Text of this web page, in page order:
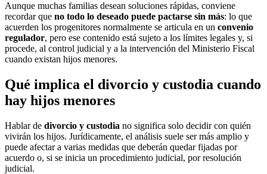
Aunque muchas familias desean soluciones rápidas, conviene
recordar que no todo lo deseado puede pactarse sin más: lo que
acuerden los progenitores normalmente se articula en un convenio
regulador, pero ese contenido está sujeto a los límites legales y, si
procede, al control judicial y a la intervención del Ministerio Fiscal
cuando existan hijos menores.
Qué implica el divorcio y custodia cuando
hay hijos menores
Hablar de divorcio y custodia no significa solo decidir con quién
vivirán los hijos. Jurídicamente, el análisis suele ser más amplio y
puede afectar a varias medidas que deberán quedar fijadas por
acuerdo o, si se inicia un procedimiento judicial, por resolución
judicial.